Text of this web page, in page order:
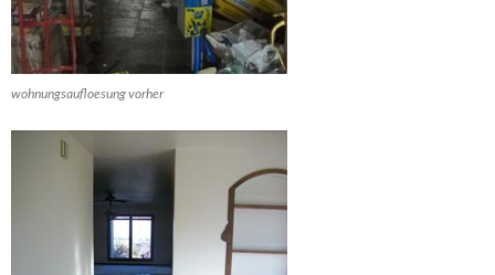
wohnungsaufloesung vorher